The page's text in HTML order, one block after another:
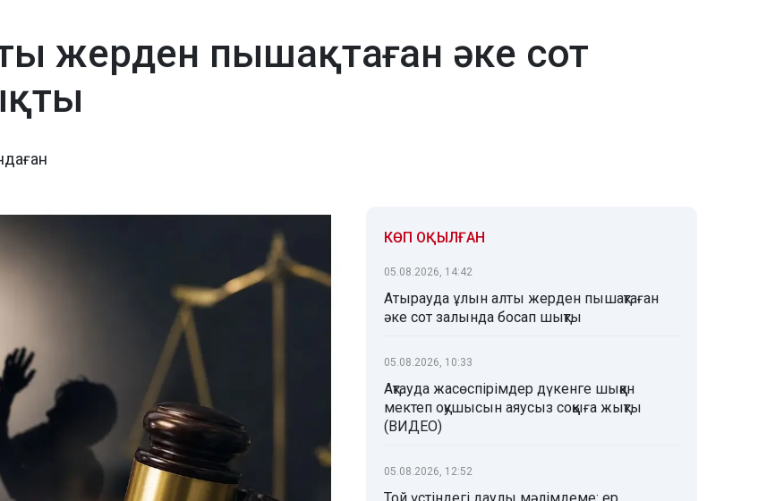
жерден пышақтаған әке сот
КӨП ОҚЫЛҒАН
05.08.2026, 14:42
Атырауда ұлын алты жерден пышақтаған
әке сот залында босап шықты
05.08.2026, 10:33
Ақтауда жасөспірімдер дүкенге шыққан
мектеп оқушысын аяусыз соққыға жықты
(ВИДЕО)
05.08.2026, 12:52